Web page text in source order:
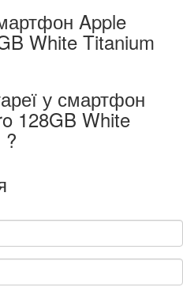
Apple
White Titanium
у смартфон
128GB White
?